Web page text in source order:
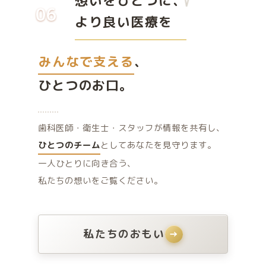
06
より良い医療を
みんなで支える、
ひとつのお口。
歯科医師・衛生士・スタッフが情報を共有し、
ひとつのチームとしてあなたを見守ります。
一人ひとりに向き合う、
私たちの想いをご覧ください。
私たちのおもい →